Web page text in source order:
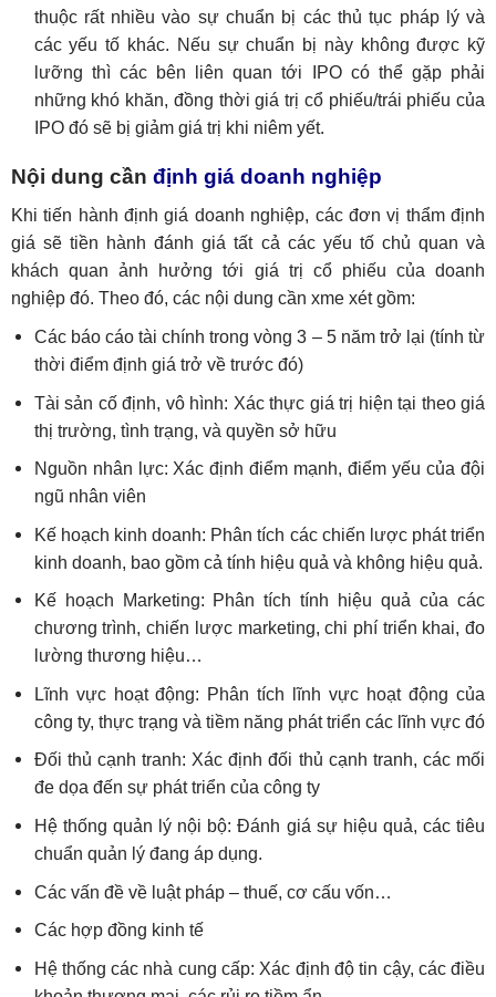
thuộc rất nhiều vào sự chuẩn bị các thủ tục pháp lý và
các yếu tố khác. Nếu sự chuẩn bị này không được kỹ
lưỡng thì các bên liên quan tới IPO có thể gặp phải
những khó khăn, đồng thời giá trị cổ phiếu/trái phiếu của
IPO đó sẽ bị giảm giá trị khi niêm yết.
Nội dung cần định giá doanh nghiệp
Khi tiến hành định giá doanh nghiệp, các đơn vị thẩm định
giá sẽ tiền hành đánh giá tất cả các yếu tố chủ quan và
khách quan ảnh hưởng tới giá trị cổ phiếu của doanh
nghiệp đó. Theo đó, các nội dung cần xme xét gồm:
Các báo cáo tài chính trong vòng 3 – 5 năm trở lại (tính từ
thời điểm định giá trở về trước đó)
Tài sản cố định, vô hình: Xác thực giá trị hiện tại theo giá
thị trường, tình trạng, và quyền sở hữu
Nguồn nhân lực: Xác định điểm mạnh, điểm yếu của đội
ngũ nhân viên
Kế hoạch kinh doanh: Phân tích các chiến lược phát triển
kinh doanh, bao gồm cả tính hiệu quả và không hiệu quả.
Kế hoạch Marketing: Phân tích tính hiệu quả của các
chương trình, chiến lược marketing, chi phí triển khai, đo
lường thương hiệu…
Lĩnh vực hoạt động: Phân tích lĩnh vực hoạt động của
công ty, thực trạng và tiềm năng phát triển các lĩnh vực đó
Đối thủ cạnh tranh: Xác định đối thủ cạnh tranh, các mối
đe dọa đến sự phát triển của công ty
Hệ thống quản lý nội bộ: Đánh giá sự hiệu quả, các tiêu
chuẩn quản lý đang áp dụng.
Các vấn đề về luật pháp – thuế, cơ cấu vốn…
Các hợp đồng kinh tế
Hệ thống các nhà cung cấp: Xác định độ tin cậy, các điều